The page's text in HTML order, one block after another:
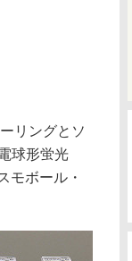
リングとソ
球形蛍光
モボール・